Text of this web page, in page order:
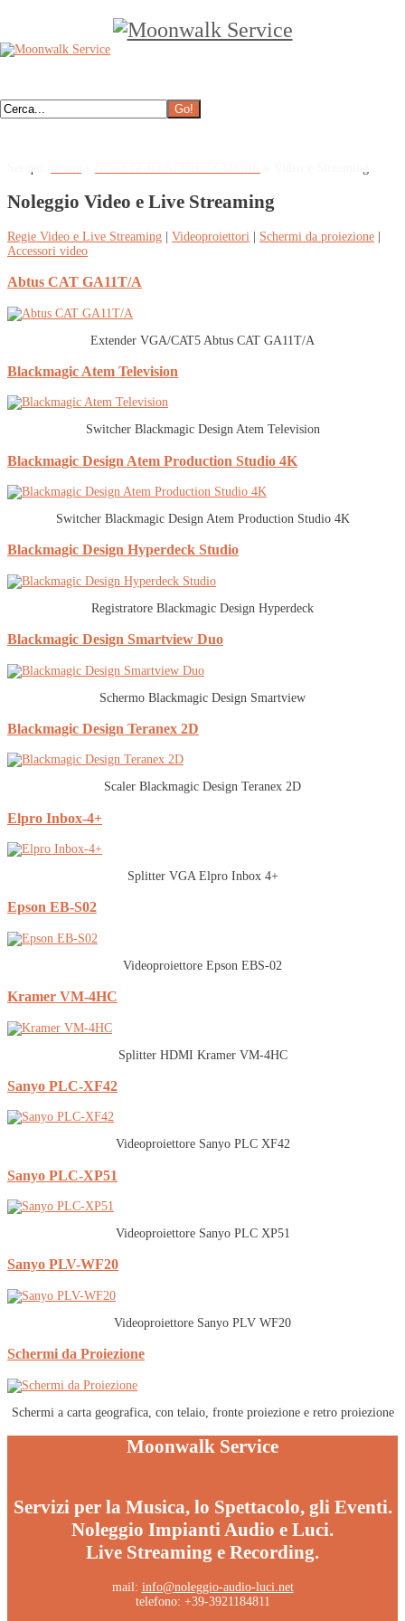
Noleggio Video e Live Streaming
Regie Video e Live Streaming Videoproiettori Schermi da proiezione
Accessori video
Abtus CAT GA11T/A
Extender VGA/CAT5 Abtus CAT GA11T/A
Blackmagic Atem Television
Switcher Blackmagic Design Atem Television
Blackmagic Design Atem Production Studio 4K
Switcher Blackmagic Design Atem Production Studio 4K
Blackmagic Design Hyperdeck Studio
Registratore Blackmagic Design Hyperdeck
Blackmagic Design Smartview Duo
Schermo Blackmagic Design Smartview
Blackmagic Design Teranex 2D
Scaler Blackmagic Design Teranex 2D
Elpro Inbox-4+
Splitter VGA Elpro Inbox 4+
Epson EB-S02
Videoproiettore Epson EBS-02
Kramer VM-4HC
Splitter HDMI Kramer VM-4HC
Sanyo PLC-XF42
Videoproiettore Sanyo PLC XF42
Sanyo PLC-XP51
Videoproiettore Sanyo PLC XP51
Sanyo PLV-WF20
Videoproiettore Sanyo PLV WF20
Schermi da Proiezione
Schermi a carta geografica, con telaio, fronte proiezione e retro proiezione
Moonwalk Service
Servizi per la Musica, lo Spettacolo, gli Eventi.
Noleggio Impianti Audio e Luci.
Live Streaming e Recording.
mail: info@noleggio-audio-luci.net
telefono: +39-3921184811